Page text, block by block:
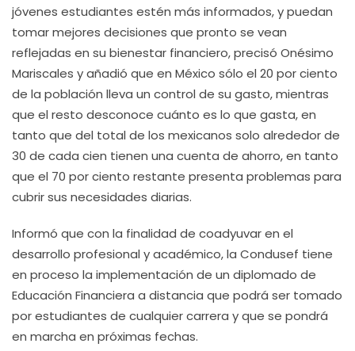
jóvenes estudiantes estén más informados, y puedan
tomar mejores decisiones que pronto se vean
reflejadas en su bienestar financiero, precisó Onésimo
Mariscales y añadió que en México sólo el 20 por ciento
de la población lleva un control de su gasto, mientras
que el resto desconoce cuánto es lo que gasta, en
tanto que del total de los mexicanos solo alrededor de
30 de cada cien tienen una cuenta de ahorro, en tanto
que el 70 por ciento restante presenta problemas para
cubrir sus necesidades diarias.
Informó que con la finalidad de coadyuvar en el
desarrollo profesional y académico, la Condusef tiene
en proceso la implementación de un diplomado de
Educación Financiera a distancia que podrá ser tomado
por estudiantes de cualquier carrera y que se pondrá
en marcha en próximas fechas.